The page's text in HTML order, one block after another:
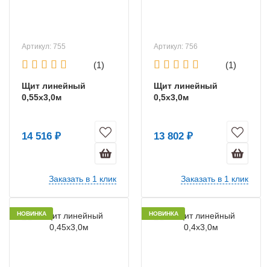
Артикул: 755
(1)
Щит линейный
0,55х3,0м
14 516 ₽
Заказать в 1 клик
Артикул: 756
(1)
Щит линейный
0,5х3,0м
13 802 ₽
Заказать в 1 клик
НОВИНКА НОВИНКА